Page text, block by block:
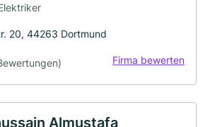
20, 44263 Dortmund
Firma bewerten
Almustafa